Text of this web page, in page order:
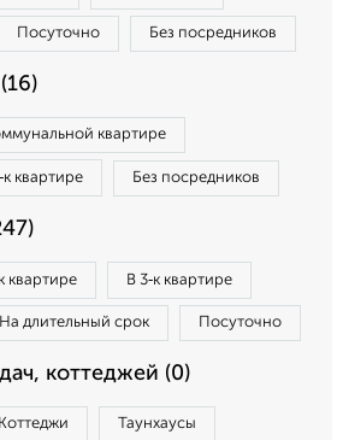
Посуточно Без посредников
квартире
квартире Без посредников
квартире В 3‑к квартире
На длительный срок Посуточно
коттеджей (0)
Коттеджи Таунхаусы